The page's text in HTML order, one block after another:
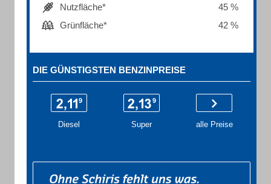
Nutzfläche*
45 %
Grünfläche*
42 %
DIE GÜNSTIGSTEN BENZINPREISE
Diesel Super alle Preise